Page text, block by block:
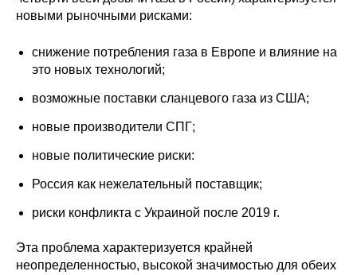
Редакционная этика
Информация для авторов
Стандарты оформления
Семинары
Энергетический семинар
новыми рыночными рисками:
снижение потребления газа в Европе и влияние на
это новых технологий;
возможные поставки сланцевого газа из США;
новые производители СПГ;
новые политические риски:
Россия как нежелательный поставщик;
риски конфликта с Украиной после 2019 г.
Эта проблема характеризуется крайней
неопределенностью, высокой значимостью для обеих